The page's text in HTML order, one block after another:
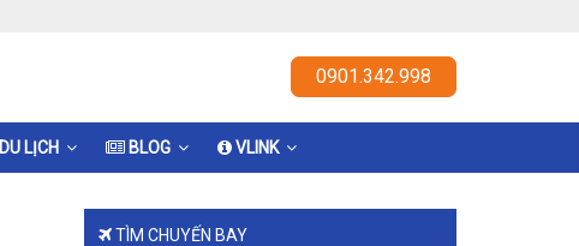
0901.342.998
DU LỊCH BLOG VLINK
TÌM CHUYẾN BAY